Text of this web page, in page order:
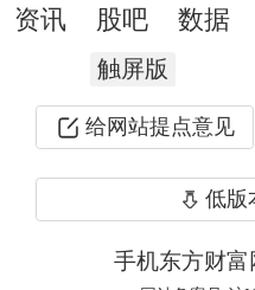
波动，价格机制
动调节的作用。
币汇率的变化，
多的时候，现在
钱以上。需要
资讯 股吧 数据
触屏版
给网站提点意见
低版
手机东方财富